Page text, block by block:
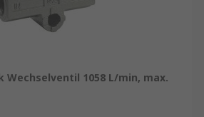
Verwendung,
Produktionsanlagen
zur Steuerung von
und anderen
Wechselventil 1058 L/min, max.